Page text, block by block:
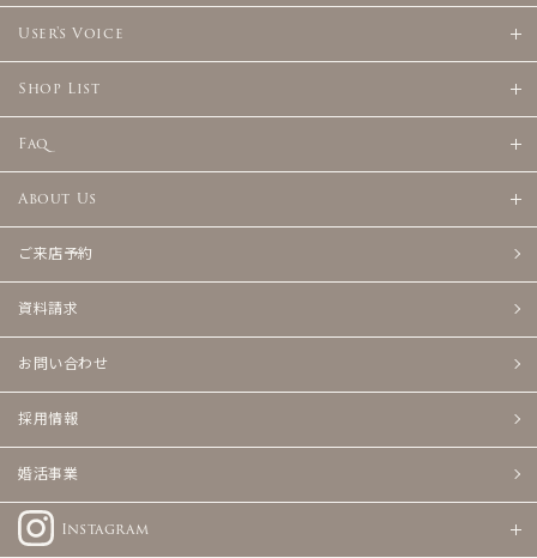
User's Voice
Shop List
Faq
About Us
ご来店予約
資料請求
お問い合わせ
採用情報
婚活事業
Instagram